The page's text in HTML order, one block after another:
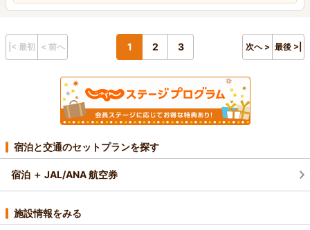
|< 最初 < 前へ 1 2 3 次へ > 最後 >|
宿泊と交通のセットプランを探す
宿泊 ＋ JAL/ANA 航空券
施設情報をみる